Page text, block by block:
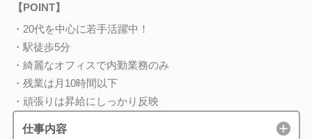
【POINT】
・20代を中心に若手活躍中！
・駅徒歩5分
・綺麗なオフィスで内勤業務のみ
・残業は月10時間以下
・頑張りは昇給にしっかり反映
仕事内容